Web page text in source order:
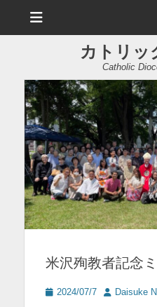
ュ
カトリッ
Catholic
米沢殉教者記念
投 2024/07/7
投 Daisuke